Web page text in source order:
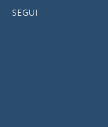
SEGUI